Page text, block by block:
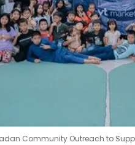
Community Outreach to